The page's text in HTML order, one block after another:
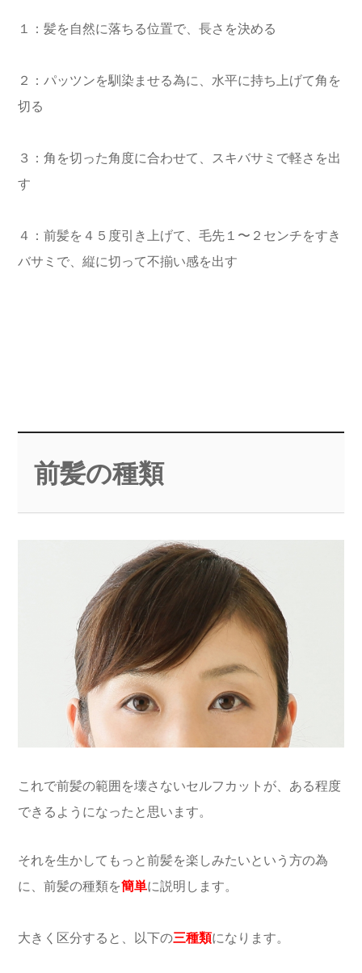
１：髪を自然に落ちる位置で、長さを決める
２：パッツンを馴染ませる為に、水平に持ち上げて角を
切る
３：角を切った角度に合わせて、スキバサミで軽さを出
す
４：前髪を４５度引き上げて、毛先１〜２センチをすき
バサミで、縦に切って不揃い感を出す
前髪の種類
これで前髪の範囲を壊さないセルフカットが、ある程度
できるようになったと思います。
それを生かしてもっと前髪を楽しみたいという方の為
に、前髪の種類を簡単に説明します。
大きく区分すると、以下の三種類になります。